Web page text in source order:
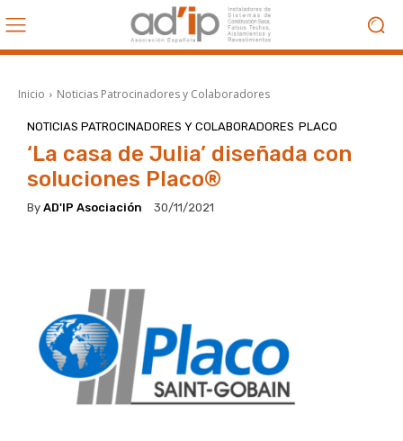
Inicio Noticias Patrocinadores y Colaboradores
NOTICIAS PATROCINADORES Y COLABORADORES PLACO
‘La casa de Julia’ diseñada con
soluciones Placo®
By AD'IP Asociación 30/11/2021